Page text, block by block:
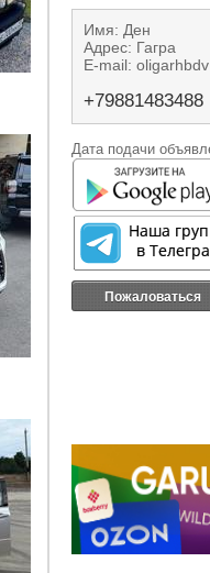
Имя: Ден
Адрес: Гагра
E-mail:
+79881483488
Дата подачи
Пожаловаться